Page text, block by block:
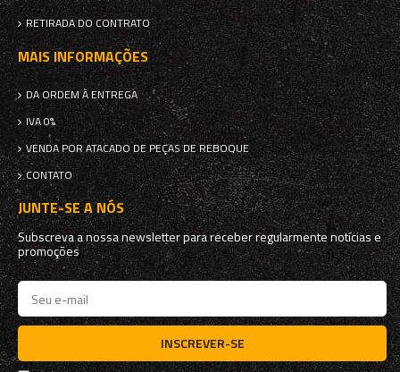
RETIRADA DO CONTRATO
MAIS INFORMAÇÕES
DA ORDEM À ENTREGA
IVA 0%
VENDA POR ATACADO DE PEÇAS DE REBOQUE
CONTATO
JUNTE-SE A NÓS
Subscreva a nossa newsletter para receber regularmente notícias e
promoções
INSCREVER-SE